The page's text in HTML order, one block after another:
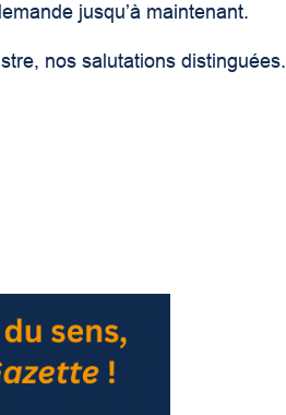
jusqu’à maintenant.
nos salutations distinguées.